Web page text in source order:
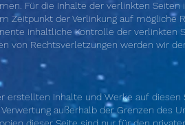
Für die Inhalte der verlinkten
Zeitpunkt der Verlinkung auf mögliche
inhaltliche Kontrolle der
von Rechtsverletzungen werden wir
erstellten Inhalte und Werke auf
außerhalb der Grenzen